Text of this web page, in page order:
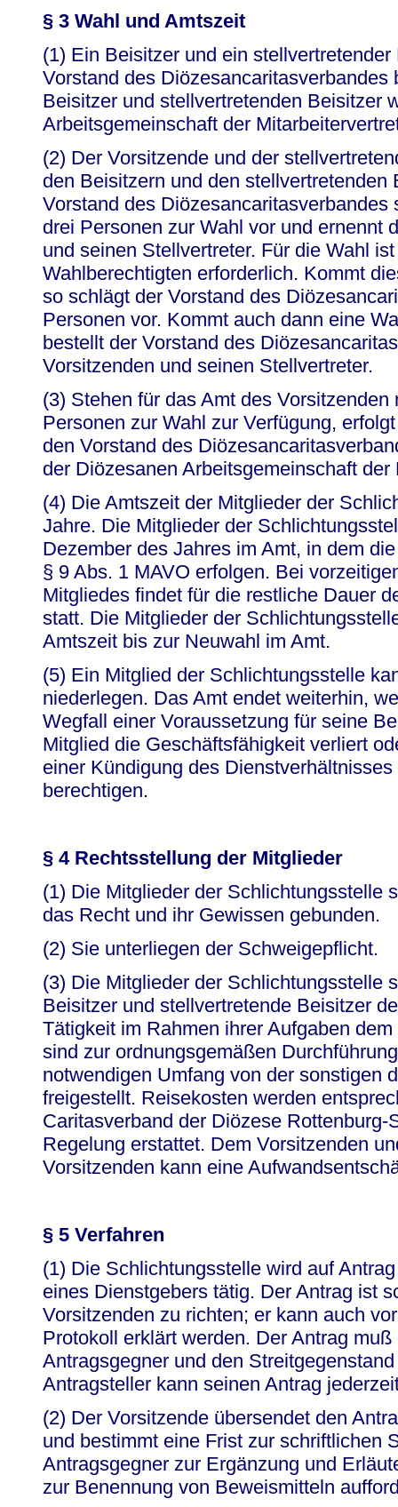
§ 3 Wahl und Amtszeit
(1) Ein Beisitzer und ein
Vorstand des Diözesancaritasverbandes
Beisitzer und stellvertretenden Beisitzer
Arbeitsgemeinschaft der
(2) Der Vorsitzende und der
den Beisitzern und den stellvertretenden
Vorstand des Diözesancaritasverbandes
drei Personen zur Wahl vor und ernennt
und seinen Stellvertreter. Für die Wahl
Wahlberechtigten erforderlich. Kommt
so schlägt der Vorstand des
Personen vor. Kommt auch dann eine
bestellt der Vorstand des
Vorsitzenden und seinen Stellvertreter.
(3) Stehen für das Amt des Vorsitzenden
Personen zur Wahl zur Verfügung,
den Vorstand des
der Diözesanen Arbeitsgemeinschaft
(4) Die Amtszeit der Mitglieder der
Jahre. Die Mitglieder der
Dezember des Jahres im Amt, in dem
§ 9 Abs. 1 MAVO erfolgen. Bei
Mitgliedes findet für die restliche Dauer
statt. Die Mitglieder der
Amtszeit bis zur Neuwahl im Amt.
(5) Ein Mitglied der Schlichtungsstelle
niederlegen. Das Amt endet weiterhin,
Wegfall einer Voraussetzung für seine
Mitglied die Geschäftsfähigkeit verliert
einer Kündigung des
berechtigen.
§ 4 Rechtsstellung der Mitglieder
(1) Die Mitglieder der Schlichtungsstelle
das Recht und ihr Gewissen gebunden.
(2) Sie unterliegen der Schweigepflicht.
(3) Die Mitglieder der Schlichtungsstelle
Beisitzer und stellvertretende Beisitzer
Tätigkeit im Rahmen ihrer Aufgaben
sind zur ordnungsgemäßen
notwendigen Umfang von der sonstigen
freigestellt. Reisekosten werden
Caritasverband der Diözese Rottenburg-
Regelung erstattet. Dem Vorsitzenden
Vorsitzenden kann eine
§ 5 Verfahren
(1) Die Schlichtungsstelle wird auf
eines Dienstgebers tätig. Der Antrag ist
Vorsitzenden zu richten; er kann auch
Protokoll erklärt werden. Der Antrag
Antragsgegner und den
Antragsteller kann seinen Antrag
(2) Der Vorsitzende übersendet den
und bestimmt eine Frist zur schriftlichen
Antragsgegner zur Ergänzung und
zur Benennung von Beweismitteln